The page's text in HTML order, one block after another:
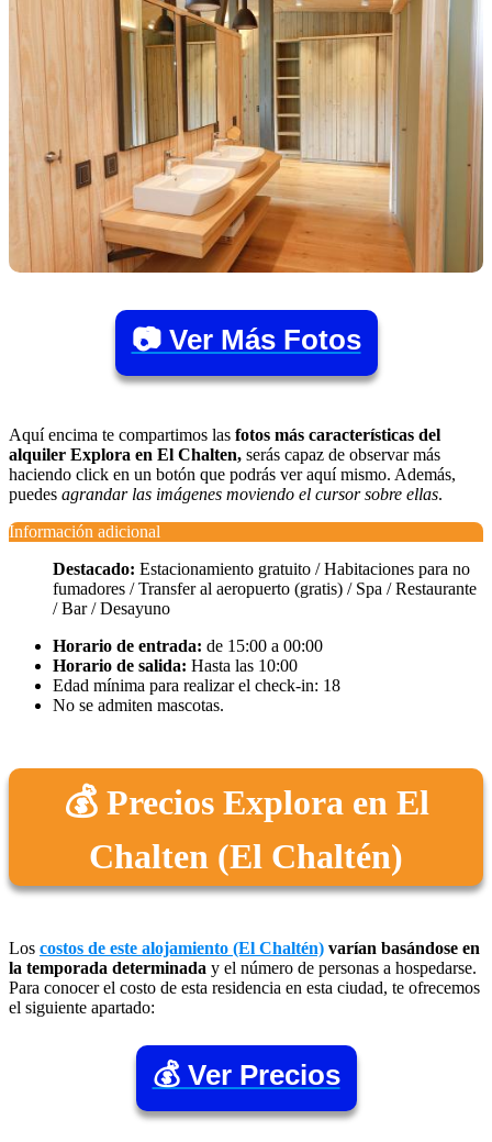
📷 Ver Más Fotos
Aquí encima te compartimos las fotos más características del
alquiler Explora en El Chalten, serás capaz de observar más
haciendo click en un botón que podrás ver aquí mismo. Además,
puedes agrandar las imágenes moviendo el cursor sobre ellas.
Información adicional
Destacado: Estacionamiento gratuito / Habitaciones para no
fumadores / Transfer al aeropuerto (gratis) / Spa / Restaurante
/ Bar / Desayuno
Horario de entrada: de 15:00 a 00:00
Horario de salida: Hasta las 10:00
Edad mínima para realizar el check-in: 18
No se admiten mascotas.
💰 Precios Explora en El
Chalten (El Chaltén)
Los costos de este alojamiento (El Chaltén) varían basándose en
la temporada determinada y el número de personas a hospedarse.
Para conocer el costo de esta residencia en esta ciudad, te ofrecemos
el siguiente apartado:
💰 Ver Precios